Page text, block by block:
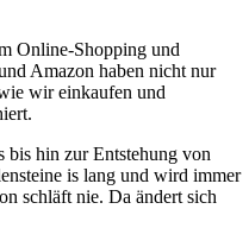
Online-Shopping und
Amazon haben nicht nur
wir einkaufen und
bis hin zur Entstehung von
is lang und wird immer
schläft nie. Da ändert sich